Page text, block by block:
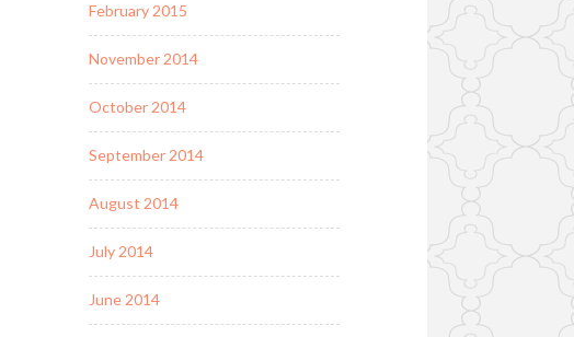
February 2015
November 2014
October 2014
September 2014
August 2014
July 2014
June 2014